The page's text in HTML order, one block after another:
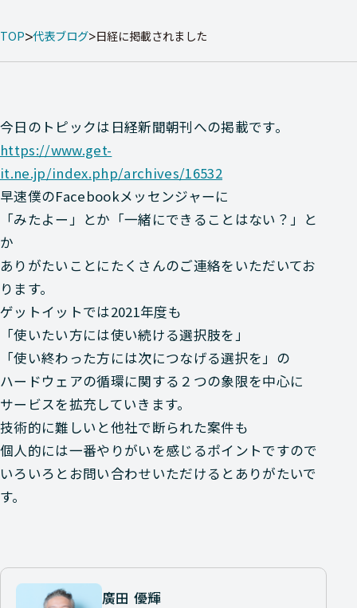
TOP 代表ブログ 日経に掲載されました
今日のトピックは日経新聞朝刊への掲載です。
https://www.get-
it.ne.jp/index.php/archives/16532
早速僕のFacebookメッセンジャーに
「みたよー」とか「一緒にできることはない？」と
か
ありがたいことにたくさんのご連絡をいただいてお
ります。
ゲットイットでは2021年度も
「使いたい方には使い続ける選択肢を」
「使い終わった方には次につなげる選択を」の
ハードウェアの循環に関する２つの象限を中心に
サービスを拡充していきます。
技術的に難しいと他社で断られた案件も
個人的には一番やりがいを感じるポイントですので
いろいろとお問い合わせいただけるとありがたいで
す。
廣田 優輝